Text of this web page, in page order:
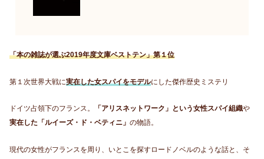
「本の雑誌が選ぶ2019年度文庫ベストテン」第１位
第１次世界大戦に実在した女スパイをモデルにした傑作歴史ミステリ
ドイツ占領下のフランス。 「アリスネットワーク」という女性スパイ組織や
実在した「ルイーズ・ド・ベティニ」 の物語。
現代の女性がフランスを周り、いとこを探すロードノベルのような話と、そ